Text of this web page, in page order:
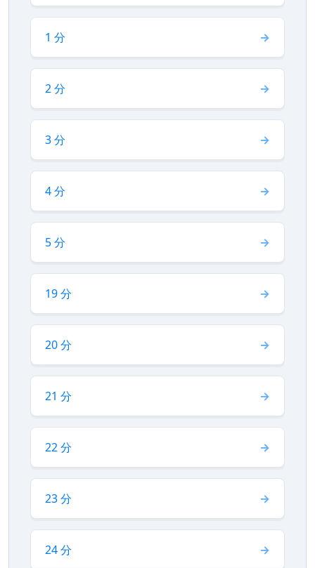
1 分
2 分
3 分
4 分
5 分
19 分
20 分
21 分
22 分
23 分
24 分